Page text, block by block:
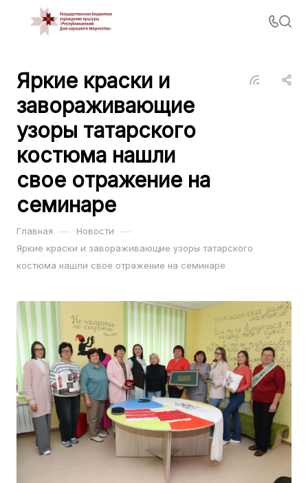
Яркие краски и
завораживающие
узоры татарского
костюма нашли
свое отражение на
семинаре
Главная — Новости —
Яркие краски и завораживающие узоры татарского
костюма нашли свое отражение на семинаре